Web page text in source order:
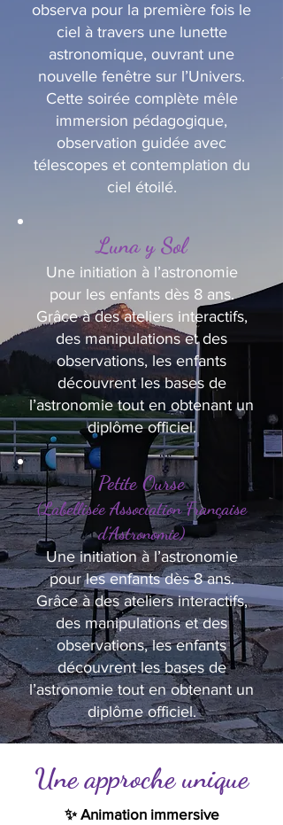
observa pour la première fois le
ciel à travers une lunette
astronomique, ouvrant une
nouvelle fenêtre sur l’Univers.
Cette soirée complète mêle
immersion pédagogique,
observation guidée avec
télescopes et contemplation du
ciel étoilé.
Luna y Sol
Une initiation à l’astronomie
pour les enfants dès 8 ans.
Grâce à des ateliers interactifs,
des manipulations et des
observations, les enfants
découvrent les bases de
l’astronomie tout en obtenant un
diplôme officiel.
Petite Ourse
(Labellisée Association Française
d’Astronomie)
Une initiation à l’astronomie
pour les enfants dès 8 ans.
Grâce à des ateliers interactifs,
des manipulations et des
observations, les enfants
découvrent les bases de
l’astronomie tout en obtenant un
diplôme officiel.
Une approche unique
✨ Animation immersive